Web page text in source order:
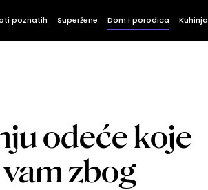
poznatih Superžene Dom i porodica Kuhinja
odeće koje
zbog